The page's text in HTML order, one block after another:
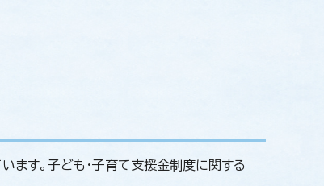
ます。子ども・子育て支援金制度に関する